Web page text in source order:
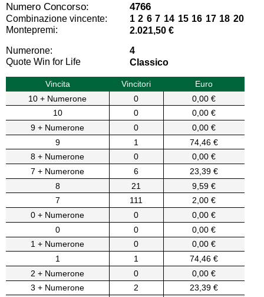
Numero Concorso: 4766
Combinazione vincente:
1 2 6 7 14 15 16 17 18 20
Montepremi:
2.021,50 €
Numerone:
4
Quote Win for Life
Classico
Vincita Vincitori
Euro
10 + Numerone
0
0,00 €
10
0
0,00 €
9 + Numerone
0
0,00 €
9
1
74,46 €
8 + Numerone
0
0,00 €
7 + Numerone
6
23,39 €
8
21
9,59 €
7
111
2,00 €
0 + Numerone
0
0,00 €
0
0
0,00 €
1 + Numerone
0
0,00 €
1
1
74,46 €
2 + Numerone
0
0,00 €
3 + Numerone
2
23,39 €